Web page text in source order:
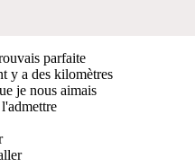
parfaite
y a des kilomètres
je nous aimais